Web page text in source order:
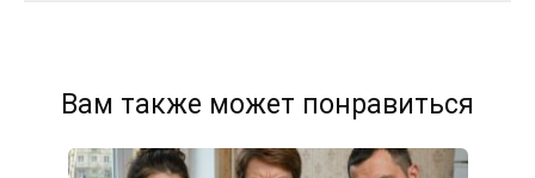
Вам также может понравиться